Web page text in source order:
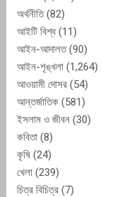
অর্থনীতি(82)
আইটি বিশ্ব (11)
আইন-আদালত(90)
আইন-শৃঙ্খলা (1,264)
আওয়ামী দোসর (54)
আন্তর্জাতিক (581)
ইসলাম ও জীবন (30)
কবিতা (8)
কৃষি (24)
খেলা (239)
চিত্র বিচিত্র (7)